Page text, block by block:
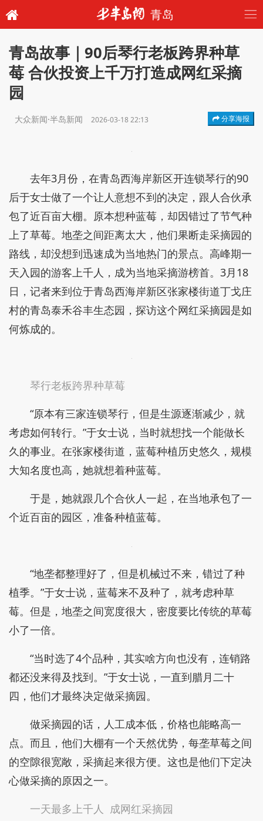
青岛
青岛故事｜90后琴行老板跨界种草
莓 合伙投资上千万打造成网红采摘
园
大众新闻·半岛新闻 2026-03-18 22:13 分享海报
去年3月份，在青岛西海岸新区开连锁琴行的90
后于女士做了一个让人意想不到的决定，跟人合伙承
包了近百亩大棚。原本想种蓝莓，却因错过了节气种
上了草莓。地垄之间距离太大，他们果断走采摘园的
路线，却没想到迅速成为当地热门的景点。高峰期一
天入园的游客上千人，成为当地采摘游榜首。3月18
日，记者来到位于青岛西海岸新区张家楼街道丁戈庄
村的青岛泰禾谷丰生态园，探访这个网红采摘园是如
何炼成的。
琴行老板跨界种草莓
“原本有三家连锁琴行，但是生源逐渐减少，就
考虑如何转行。”于女士说，当时就想找一个能做长
久的事业。在张家楼街道，蓝莓种植历史悠久，规模
大知名度也高，她就想着种蓝莓。
于是，她就跟几个合伙人一起，在当地承包了一
个近百亩的园区，准备种植蓝莓。
“地垄都整理好了，但是机械过不来，错过了种
植季。”于女士说，蓝莓来不及种了，就考虑种草
莓。但是，地垄之间宽度很大，密度要比传统的草莓
小了一倍。
“当时选了4个品种，其实啥方向也没有，连销路
都还没来得及找到。”于女士说，一直到腊月二十
四，他们才最终决定做采摘园。
做采摘园的话，人工成本低，价格也能略高一
点。而且，他们大棚有一个天然优势，每垄草莓之间
的空隙很宽敞，采摘起来很方便。这也是他们下定决
心做采摘的原因之一。
一天最多上千人 成网红采摘园